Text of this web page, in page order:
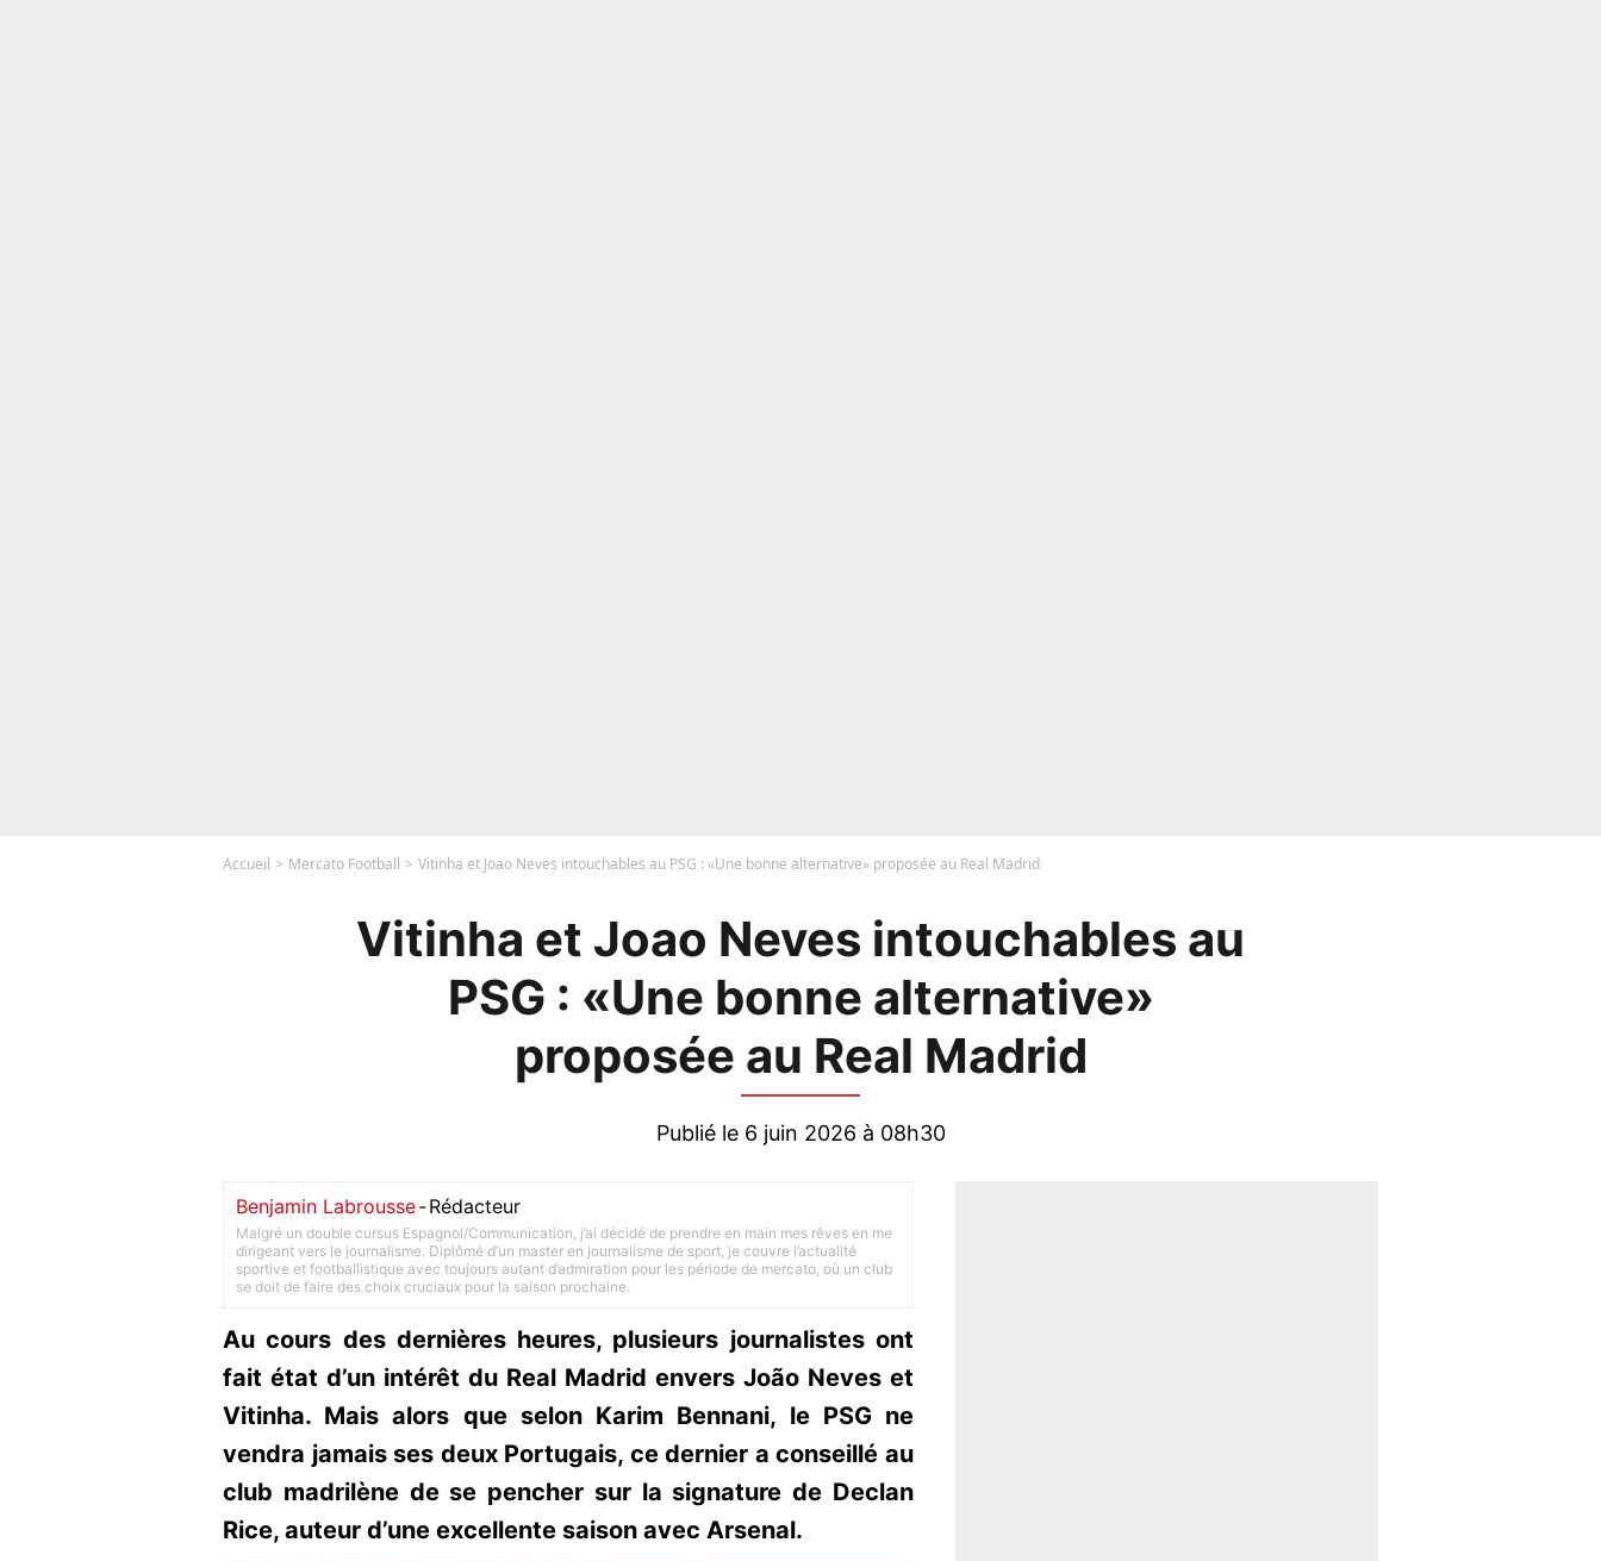
Accueil Mercato Football Vitinha et Joao Neves intouchables au PSG : «Une bonne alternative» proposée au Real Madrid
Vitinha et Joao Neves intouchables au
PSG : «Une bonne alternative»
proposée au Real Madrid
Publié le 6 juin 2026 à 08h30
Benjamin Labrousse-Rédacteur
Malgré un double cursus Espagnol/Communication, j’ai décidé de prendre en main mes rêves en me
dirigeant vers le journalisme. Diplômé d’un master en journalisme de sport, je couvre l’actualité
sportive et footballistique avec toujours autant d’admiration pour les période de mercato, où un club
se doit de faire des choix cruciaux pour la saison prochaine.
Au cours des dernières heures, plusieurs journalistes ont
fait état d’un intérêt du Real Madrid envers João Neves et
Vitinha. Mais alors que selon Karim Bennani, le PSG ne
vendra jamais ses deux Portugais, ce dernier a conseillé au
club madrilène de se pencher sur la signature de Declan
Rice, auteur d’une excellente saison avec Arsenal.